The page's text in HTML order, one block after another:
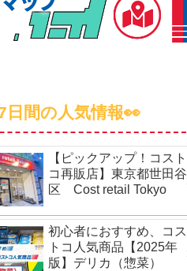
日間の人気情報👀
【ピックアップ！コスト
コ再販店】東京都世田谷
区 Cost retail Tokyo
初心者におすすめ、コス
トコ人気商品【2025年
版】デリカ（惣菜）